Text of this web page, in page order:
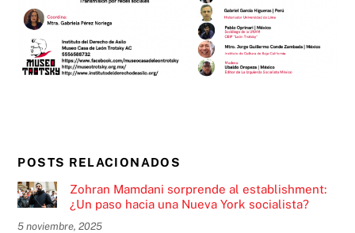
POSTS RELACIONADOS
Zohran Mamdani sorprende al establishment:
¿Un paso hacia una Nueva York socialista?
5 noviembre, 2025